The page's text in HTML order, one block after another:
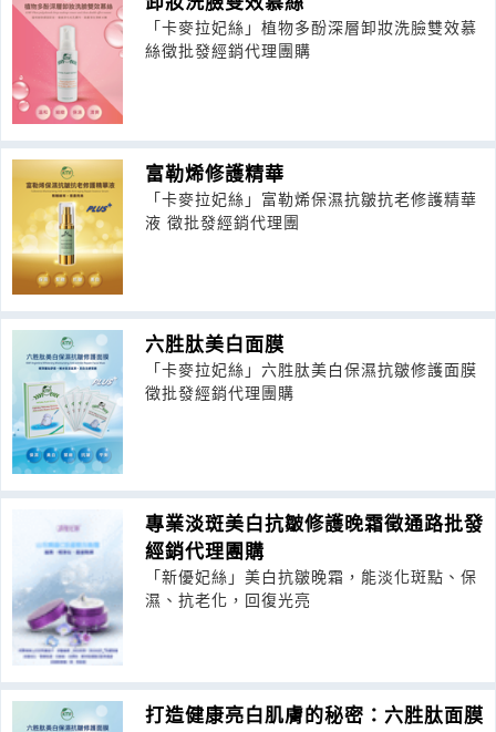
「卡麥拉妃絲」植物多酚深層卸妝洗臉雙效慕
絲徵批發經銷代理團購
富勒烯修護精華
「卡麥拉妃絲」富勒烯保濕抗皺抗老修護精華
液 徵批發經銷代理團
六胜肽美白面膜
「卡麥拉妃絲」六胜肽美白保濕抗皺修護面膜
徵批發經銷代理團購
專業淡斑美白抗皺修護晚霜徵通路批發
經銷代理團購
「新優妃絲」美白抗皺晚霜，能淡化斑點、保
濕、抗老化，回復光亮
打造健康亮白肌膚的秘密：六胜肽面膜